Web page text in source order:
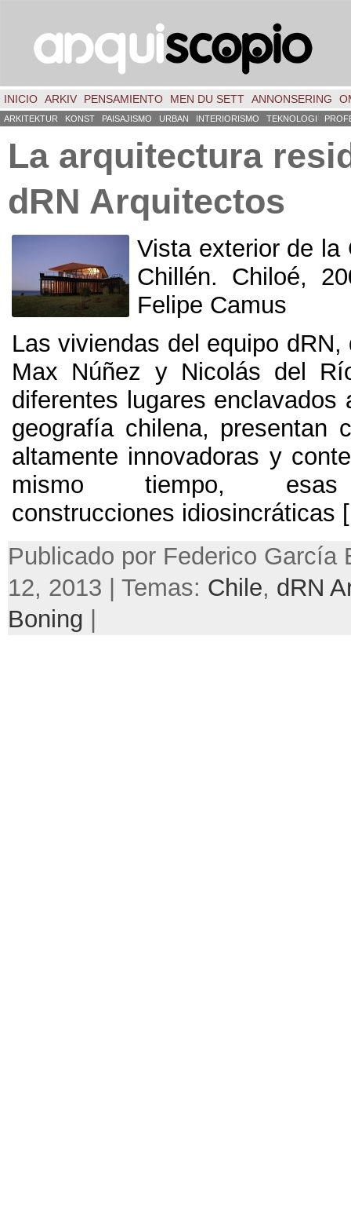
INICIO ARKIV PENSAMIENTO MEN DU SETT ANNONSERING
ARKITEKTUR KONST PAISAJISMO URBAN INTERIORISMO TEKNOLOGI
La arquitectura
dRN Arquitectos
Vista exterior de la
Chillén. Chiloé,
Felipe Camus
Las viviendas del equipo dRN,
Max Núñez y Nicolás del
diferentes lugares enclavados
geografía chilena, presentan
altamente innovadoras y
mismo tiempo,
construcciones idiosincráticas
Publicado por Federico García
12, 2013 | Temas: Chile, dRN
Boning